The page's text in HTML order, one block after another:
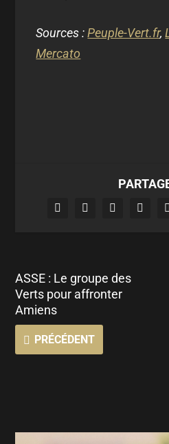
Sources :Peuple-Vert.fr,
Mercato
ASSE : Le groupe des
Verts pour affronter
Amiens
PRÉCÉDENT